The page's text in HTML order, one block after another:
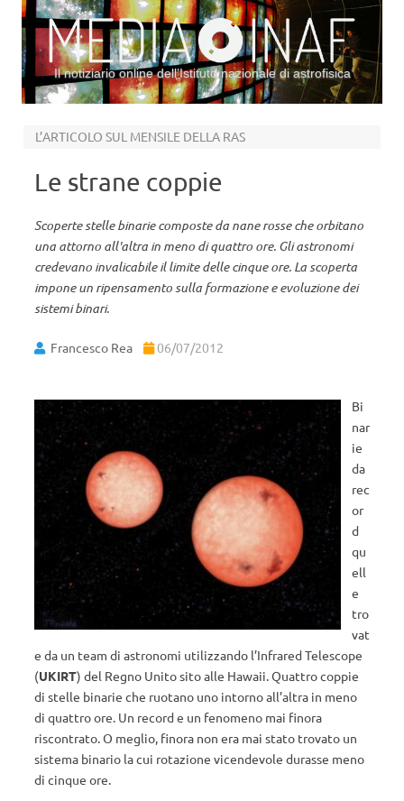
Il notiziario online dell’Istituto nazionale di astrofisica
L’ARTICOLO SUL MENSILE DELLA RAS
Le strane coppie
Scoperte stelle binarie composte da nane rosse che orbitano
una attorno all'altra in meno di quattro ore. Gli astronomi
credevano invalicabile il limite delle cinque ore. La scoperta
impone un ripensamento sulla formazione e evoluzione dei
sistemi binari.
Francesco Rea 06/07/2012
Bi
nar
ie
da
rec
or
d
qu
ell
e
tro
vat
e da un team di astronomi utilizzando l’Infrared Telescope
(UKIRT) del Regno Unito sito alle Hawaii. Quattro coppie
di stelle binarie che ruotano uno intorno all’altra in meno
di quattro ore. Un record e un fenomeno mai finora
riscontrato. O meglio, finora non era mai stato trovato un
sistema binario la cui rotazione vicendevole durasse meno
di cinque ore.